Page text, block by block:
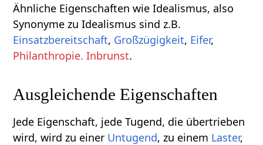
Ähnliche Eigenschaften wie Idealismus, also
Synonyme zu Idealismus sind z.B.
Einsatzbereitschaft, Großzügigkeit, Eifer,
Philanthropie. Inbrunst.
Ausgleichende Eigenschaften
Jede Eigenschaft, jede Tugend, die übertrieben
wird, wird zu einer Untugend, zu einem Laster,